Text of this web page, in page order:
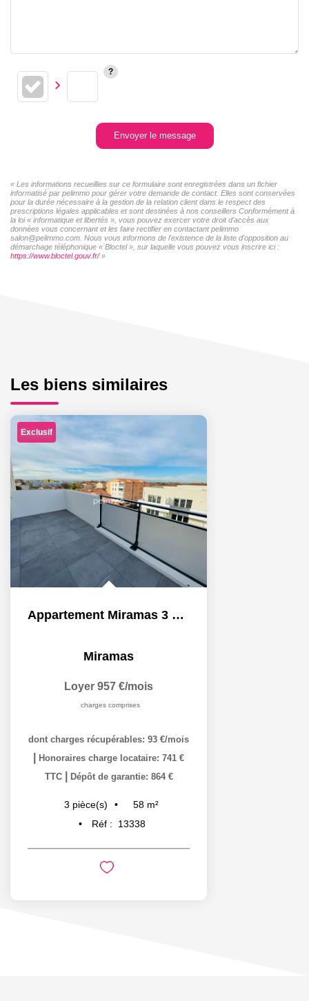
Envoyer le message
« Les informations recueillies sur ce formulaire sont enregistrées dans un fichier
informatisé par pelimmo pour gérer votre demande de contact. Elles sont conservées
pour la durée nécessaire à la gestion de la relation client dans le respect des
prescriptions légales applicables et sont destinées à nos conseillers Conformément à
la loi « informatique et libertés », vous pouvez exercer votre droit d'accès aux
données vous concernant et les faire rectifier en contactant pelimmo
salon@pelimmo.com. Nous vous informons de l'existence de la liste d'opposition au
démarchage téléphonique « Bloctel », sur laquelle vous pouvez vous inscrire ici :
https://www.bloctel.gouv.fr/»
Les biens similaires
Exclusif
Appartement Miramas 3 pièce(s) 57.92 m²
Miramas
Loyer 957 €/mois
charges comprises
dont charges récupérables: 93 €/mois
Honoraires charge locataire: 741 €
TTC
Dépôt de garantie: 864 €
3 pièce(s) 58 m²
Réf :
13338